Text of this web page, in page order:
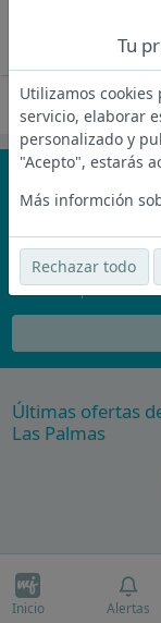
Filtro, análisis,
¡No te pierdas
Únete a la
ofertas de empleo
Nunca compartiremos
Últimas ofertas
Las Palmas
Inicio Alertas
Tu
Utilizamos
servicio, elaborar
personalizado y
"Acepto", estarás
Más informción
Rechazar todo